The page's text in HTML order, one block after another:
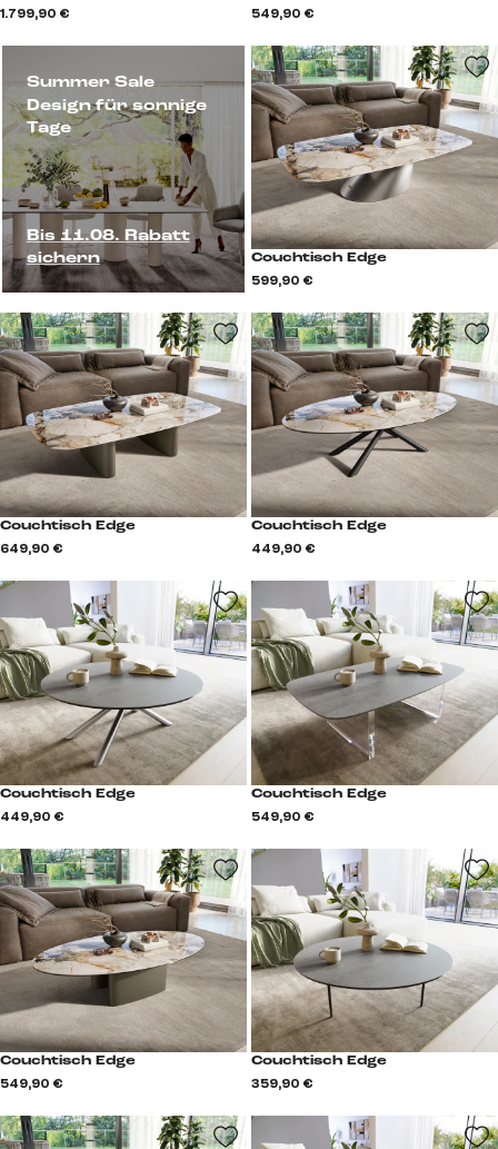
Summer Sale
Design für sonnige
Tage
Bis 11.08. Rabatt
sichern
1.799,90 € 549,90 €
Couchtisch Edge
599,90 €
Couchtisch Edge
649,90 €
Couchtisch Edge
449,90 €
Couchtisch Edge
449,90 €
Couchtisch Edge
549,90 €
Couchtisch Edge
549,90 €
Couchtisch Edge
359,90 €